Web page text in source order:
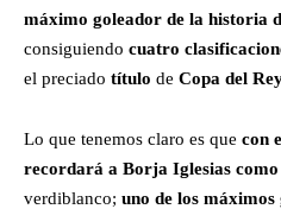
máximo goleador de la historia
consiguiendo cuatro
el preciado título de Copa del
Lo que tenemos claro es que con
recordará a Borja Iglesias como
verdiblanco; uno de los máximos